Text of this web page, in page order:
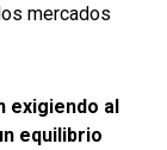
mercados
exigiendo al
equilibrio